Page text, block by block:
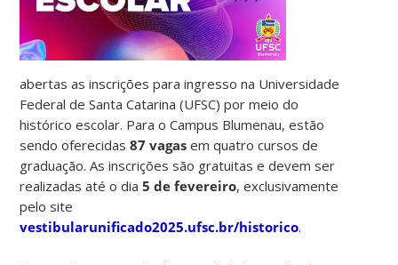
abertas as inscrições para ingresso na Universidade
Federal de Santa Catarina (UFSC) por meio do
histórico escolar. Para o Campus Blumenau, estão
sendo oferecidas 87 vagas em quatro cursos de
graduação. As inscrições são gratuitas e devem ser
realizadas até o dia5 de fevereiro, exclusivamente
pelo site
vestibularunificado2025.ufsc.br/historico.